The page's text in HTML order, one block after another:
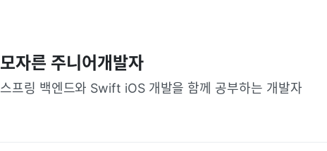
모자른 주니어개발자
스프링 백엔드와 Swift iOS 개발을 함께 공부하는 개발자